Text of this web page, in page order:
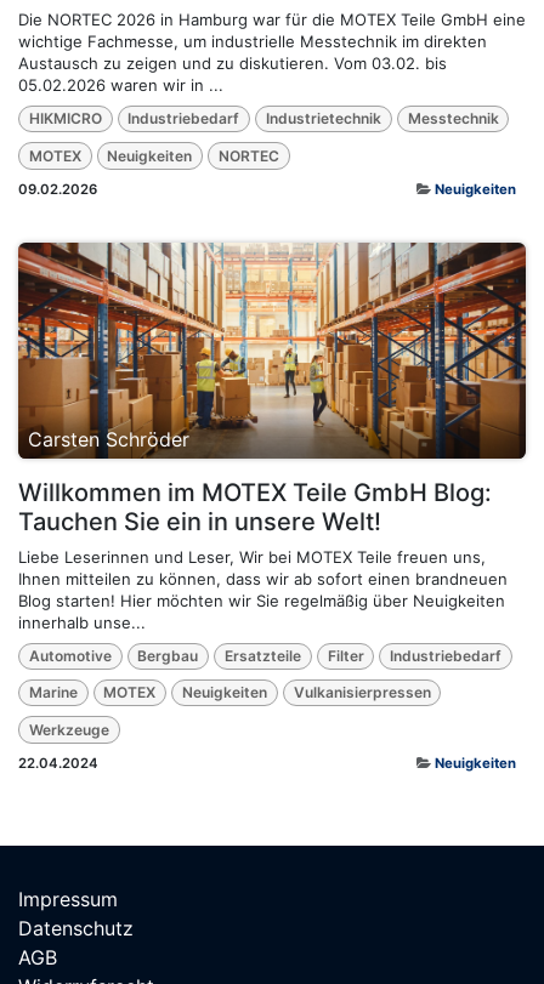
Die NORTEC 2026 in Hamburg war für die MOTEX Teile GmbH eine
wichtige Fachmesse, um industrielle Messtechnik im direkten
Austausch zu zeigen und zu diskutieren. Vom 03.02. bis
05.02.2026 waren wir in ...
HIKMICRO Industriebedarf Industrietechnik Messtechnik
MOTEX Neuigkeiten NORTEC
09.02.2026 Neuigkeiten
Carsten Schröder
Willkommen im MOTEX Teile GmbH Blog:
Tauchen Sie ein in unsere Welt!
Liebe Leserinnen und Leser, Wir bei MOTEX Teile freuen uns,
Ihnen mitteilen zu können, dass wir ab sofort einen brandneuen
Blog starten! Hier möchten wir Sie regelmäßig über Neuigkeiten
innerhalb unse...
Automotive Bergbau Ersatzteile Filter Industriebedarf
Marine MOTEX Neuigkeiten Vulkanisierpressen
Werkzeuge
22.04.2024 Neuigkeiten
Impressum
Datenschutz
AGB